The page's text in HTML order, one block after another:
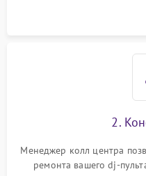
Неисправность системы
2.
Менеджер колл центра
ремонта вашего dj-